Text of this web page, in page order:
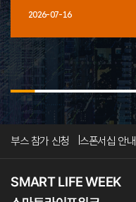
2026-07-16
부스 참가 신청 스폰서십 안내